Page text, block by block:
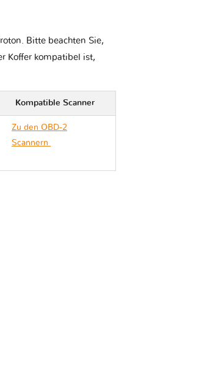
Bitte beachten Sie,
Koffer kompatibel ist,
Kompatible Scanner
Zu den OBD-2
Scannern